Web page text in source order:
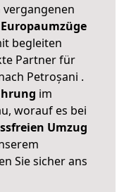
begleiten
Partner für
Petroșani .
im
worauf es bei
Umzug
Sie sicher ans